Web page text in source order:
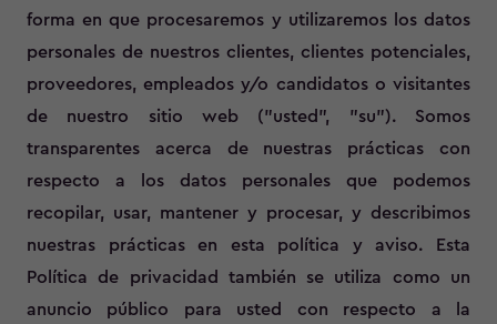
forma en que procesaremos y utilizaremos los datos
personales de nuestros clientes, clientes potenciales,
proveedores, empleados y/o candidatos o visitantes
de nuestro sitio web ("usted", "su"). Somos
transparentes acerca de nuestras prácticas con
respecto a los datos personales que podemos
recopilar, usar, mantener y procesar, y describimos
nuestras prácticas en esta política y aviso. Esta
Política de privacidad también se utiliza como un
anuncio público para usted con respecto a la